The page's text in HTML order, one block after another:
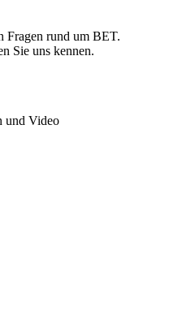
Fragen rund um BET.
Sie uns kennen.
und Video